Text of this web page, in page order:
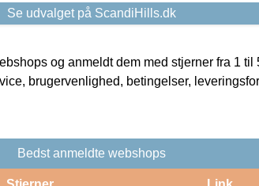
Se udvalget på ScandiHills.dk
og anmeldt dem med stjerner fra 1 til
brugervenlighed, betingelser,
Bedst anmeldte webshops